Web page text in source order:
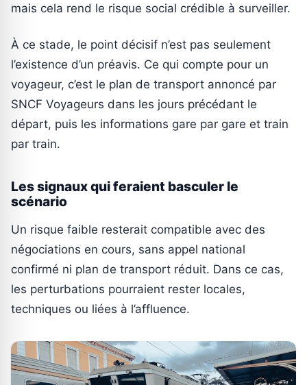
mais cela rend le risque social crédible à surveiller.
À ce stade, le point décisif n’est pas seulement
l’existence d’un préavis. Ce qui compte pour un
voyageur, c’est le plan de transport annoncé par
SNCF Voyageurs dans les jours précédant le
départ, puis les informations gare par gare et train
par train.
Les signaux qui feraient basculer le
scénario
Un risque faible resterait compatible avec des
négociations en cours, sans appel national
confirmé ni plan de transport réduit. Dans ce cas,
les perturbations pourraient rester locales,
techniques ou liées à l’affluence.